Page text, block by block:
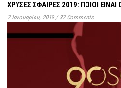
ΧΡΥΣΈΣ ΣΦΑΊΡΕΣ 2019: ΠΟΊΟΙ ΕΊΝΑΙ
7 Ιανουαρίου, 2019 / 37 Comments